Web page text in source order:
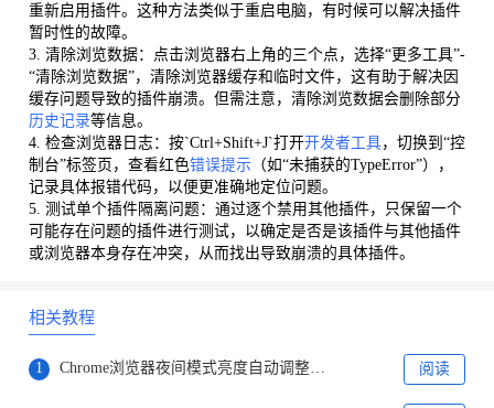
重新启用插件。这种方法类似于重启电脑，有时候可以解决插件
暂时性的故障。
3. 清除浏览数据：点击浏览器右上角的三个点，选择“更多工具”-
“清除浏览数据”，清除浏览器缓存和临时文件，这有助于解决因
缓存问题导致的插件崩溃。但需注意，清除浏览数据会删除部分
历史记录等信息。
4. 检查浏览器日志：按`Ctrl+Shift+J`打开开发者工具，切换到“控
制台”标签页，查看红色错误提示 （如“未捕获的TypeError”），
记录具体报错代码，以便更准确地定位问题。
5. 测试单个插件隔离问题：通过逐个禁用其他插件，只保留一个
可能存在问题的插件进行测试，以确定是否是该插件与其他插件
或浏览器本身存在冲突，从而找出导致崩溃的具体插件。
相关教程
1 Chrome浏览器夜间模式亮度自动调整策略研究 阅读